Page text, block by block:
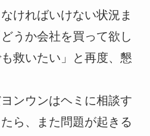
ければいけない状況ま
うか会社を買って欲し
救いたい」と再度、懇
ンウンはヘミに相談す
ら、また問題が起きる